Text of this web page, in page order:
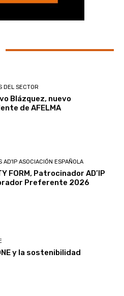
DEL SECTOR
Blázquez, nuevo
de AFELMA
AD'IP ASOCIACIÓN ESPAÑOLA
FORM, Patrocinador AD’IP
Preferente 2026
y la sostenibilidad